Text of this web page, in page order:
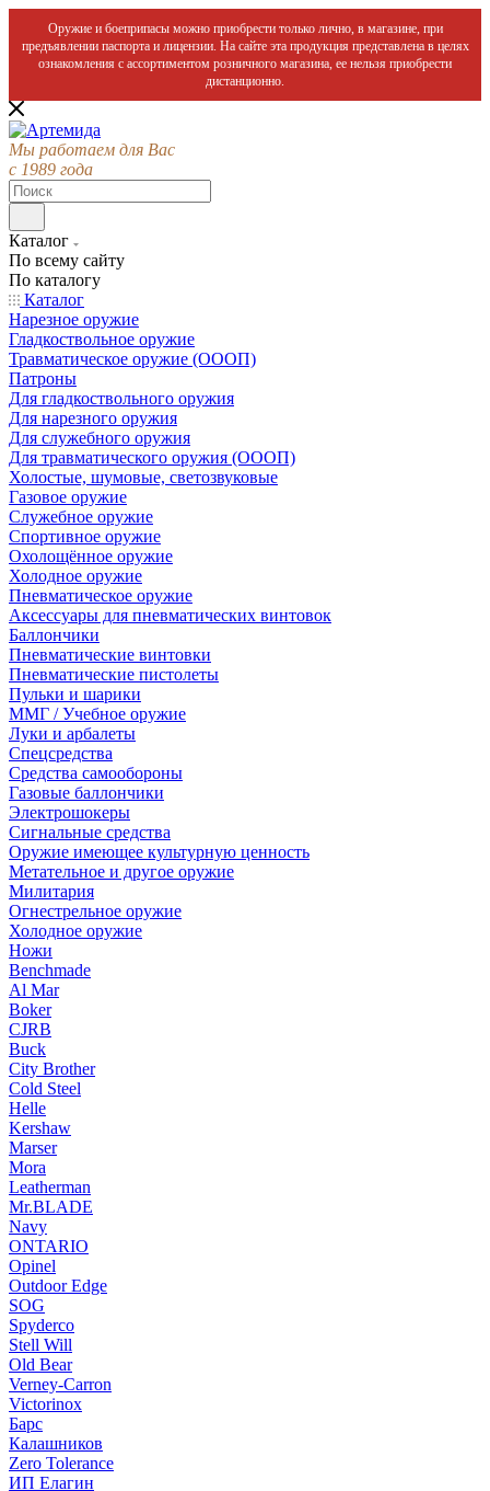
Оружие и боеприпасы можно приобрести только лично, в магазине, при
предъявлении паспорта и лицензии. На сайте эта продукция представлена в целях
ознакомления с ассортиментом розничного магазина, ее нельзя приобрести
дистанционно.
Мы работаем для Вас
с 1989 года
Каталог
По всему сайту
По каталогу
Каталог
Нарезное оружие
Гладкоствольное оружие
Травматическое оружие (ОООП)
Патроны
Для гладкоствольного оружия
Для нарезного оружия
Для служебного оружия
Для травматического оружия (ОООП)
Холостые, шумовые, светозвуковые
Газовое оружие
Служебное оружие
Спортивное оружие
Охолощённое оружие
Холодное оружие
Пневматическое оружие
Аксессуары для пневматических винтовок
Баллончики
Пневматические винтовки
Пневматические пистолеты
Пульки и шарики
ММГ / Учебное оружие
Луки и арбалеты
Спецсредства
Средства самообороны
Газовые баллончики
Электрошокеры
Сигнальные средства
Оружие имеющее культурную ценность
Метательное и другое оружие
Милитария
Огнестрельное оружие
Холодное оружие
Ножи
Benchmade
Al Mar
Boker
CJRB
Buck
City Brother
Cold Steel
Helle
Kershaw
Marser
Mora
Leatherman
Mr.BLADE
Navy
ONTARIO
Opinel
Outdoor Edge
SOG
Spyderco
Stell Will
Old Bear
Verney-Carron
Victorinox
Барс
Калашников
Zero Tolerance
ИП Елагин